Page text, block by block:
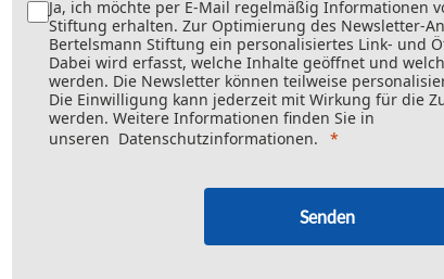
Ja, ich möchte per E-Mail regelmäßig Informationen
Stiftung erhalten. Zur Optimierung des Newsletter-
Bertelsmann Stiftung ein personalisiertes Link- und
Dabei wird erfasst, welche Inhalte geöffnet und
werden. Die Newsletter können teilweise
Die Einwilligung kann jederzeit mit Wirkung für die
werden. Weitere Informationen finden Sie in
unseren Datenschutzinformationen.
Senden